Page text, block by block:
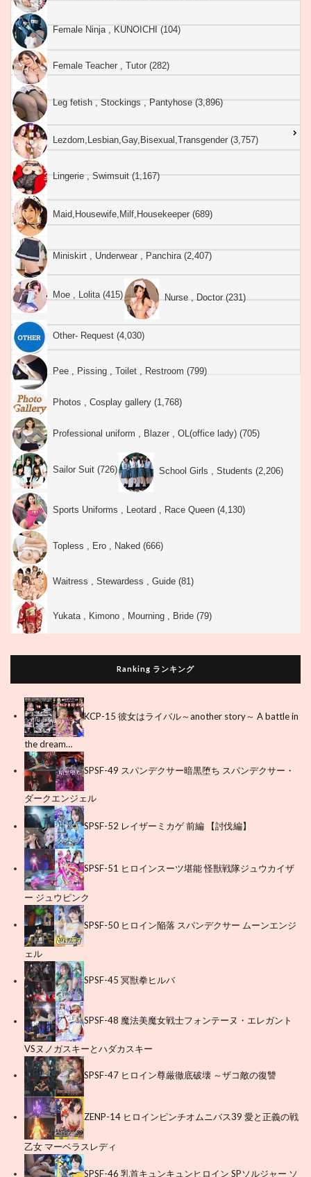
Female Ninja , KUNOICHI (104)
Female Teacher , Tutor (282)
Leg fetish , Stockings , Pantyhose (3,896)
Lezdom,Lesbian,Gay,Bisexual,Transgender (3,757)
Lingerie , Swimsuit (1,167)
Maid,Housewife,Milf,Housekeeper (689)
Miniskirt , Underwear , Panchira (2,407)
Moe , Lolita (415) Nurse , Doctor (231)
Other- Request (4,030)
Pee , Pissing , Toilet , Restroom (799)
Photos , Cosplay gallery (1,768)
Professional uniform , Blazer , OL(office lady) (705)
Sailor Suit (726) School Girls , Students (2,206)
Sports Uniforms , Leotard , Race Queen (4,130)
Topless , Ero , Naked (666)
Waitress , Stewardess , Guide (81)
Yukata , Kimono , Mourning , Bride (79)
Ranking ランキング
KCP-15 彼女はライバル～another story～ A battle in
the dream…
SPSF-49 スパンデクサー暗黒堕ち スパンデクサー・
ダークエンジェル
SPSF-52 レイザーミカゲ 前編 【討伐編】
SPSF-51 ヒロインスーツ堪能 怪獣戦隊ジュウカイザ
ー ジュウピンク
SPSF-50 ヒロイン陥落 スパンデクサー ムーンエンジ
ェル
SPSF-45 冥獣拳ヒルバ
SPSF-48 魔法美魔女戦士フォンテーヌ・エレガント
VSヌノガスキーとハダカスキー
SPSF-47 ヒロイン尊厳徹底破壊 ～ザコ敵の復讐
ZENP-14 ヒロインピンチオムニバス39 愛と正義の戦
乙女 マーベラスレディ
SPSF-46 乳首キュンキュンヒロイン SPソルジャー ソ